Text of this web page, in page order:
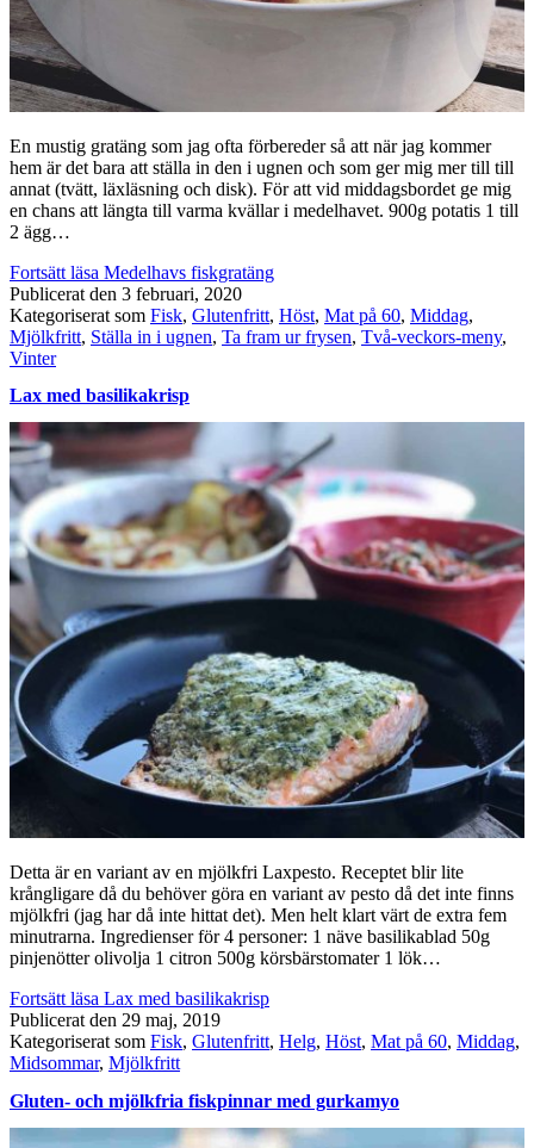
En mustig gratäng som jag ofta förbereder så att när jag kommer
hem är det bara att ställa in den i ugnen och som ger mig mer till till
annat (tvätt, läxläsning och disk). För att vid middagsbordet ge mig
en chans att längta till varma kvällar i medelhavet. 900g potatis 1 till
2 ägg…
Fortsätt läsa Medelhavs fiskgratäng
Publicerat den 3 februari, 2020
Kategoriserat som Fisk, Glutenfritt, Höst, Mat på 60, Middag,
Mjölkfritt, Ställa in i ugnen, Ta fram ur frysen, Två-veckors-meny,
Vinter
Lax med basilikakrisp
Detta är en variant av en mjölkfri Laxpesto. Receptet blir lite
krångligare då du behöver göra en variant av pesto då det inte finns
mjölkfri (jag har då inte hittat det). Men helt klart värt de extra fem
minutrarna. Ingredienser för 4 personer: 1 näve basilikablad 50g
pinjenötter olivolja 1 citron 500g körsbärstomater 1 lök…
Fortsätt läsa Lax med basilikakrisp
Publicerat den 29 maj, 2019
Kategoriserat som Fisk, Glutenfritt, Helg, Höst, Mat på 60, Middag,
Midsommar, Mjölkfritt
Gluten- och mjölkfria fiskpinnar med gurkamyo